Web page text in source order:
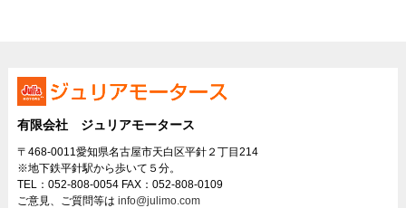
有限会社 ジュリアモータース
〒468-0011愛知県名古屋市天白区平針２丁目214
※地下鉄平針駅から歩いて５分。
TEL：052-808-0054 FAX：052-808-0109
ご意見、ご質問等は info@julimo.com